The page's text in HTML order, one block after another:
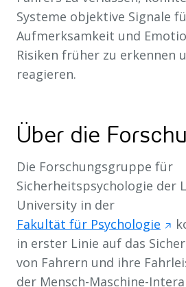
Systeme objektive Signale
Aufmerksamkeit und
Risiken früher zu erkennen
reagieren.
Über die
Die Forschungsgruppe für
Sicherheitspsychologie der
University in der
Fakultät für Psychologie
in erster Linie auf das
von Fahrern und ihre
der Mensch-Maschine-